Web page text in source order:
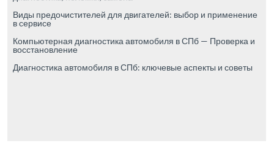
Виды предочистителей для двигателей: выбор и применение
в сервисе
Компьютерная диагностика автомобиля в СПб — Проверка и
восстановление
Диагностика автомобиля в СПб: ключевые аспекты и советы